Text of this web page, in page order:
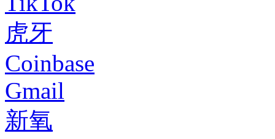
虎牙
Coinbase
Gmail
新氧